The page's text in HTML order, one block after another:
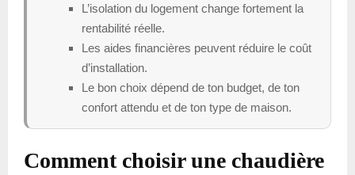
L’isolation du logement change fortement la
rentabilité réelle.
Les aides financières peuvent réduire le coût
d’installation.
Le bon choix dépend de ton budget, de ton
confort attendu et de ton type de maison.
Comment choisir une chaudière